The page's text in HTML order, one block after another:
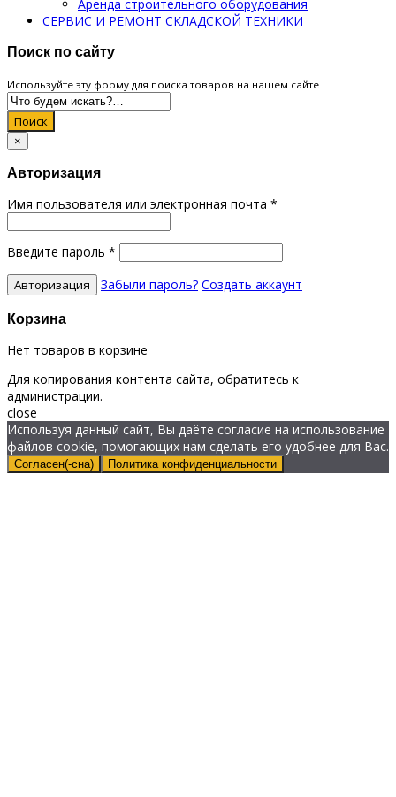
Аренда строительного оборудования
СЕРВИС И РЕМОНТ СКЛАДСКОЙ ТЕХНИКИ
Поиск по сайту
Используйте эту форму для поиска товаров на нашем сайте
Поиск
×
Авторизация
Имя пользователя или электронная почта *
Введите пароль *
Забыли пароль? Создать аккаунт
Корзина
Нет товаров в корзине
Для копирования контента сайта, обратитесь к
администрации.
close
Используя данный сайт, Вы даёте согласие на использование
файлов cookie, помогающих нам сделать его удобнее для Вас.
Согласен(-сна) Политика конфиденциальности